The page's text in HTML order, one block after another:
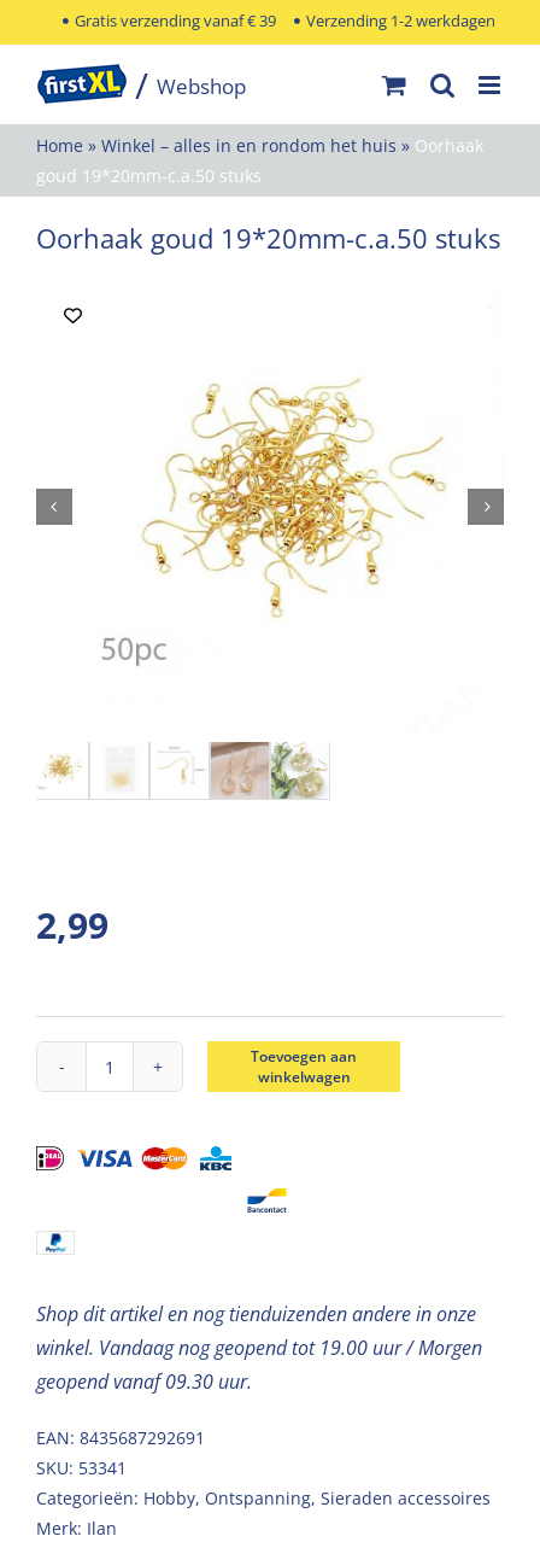
naar
inhoud
Gratis verzending vanaf € 39 Verzending 1-2 werkdagen
Home » Winkel – alles in en rondom het huis » Oorhaak
goud 19*20mm-c.a.50 stuks
Oorhaak goud 19*20mm-c.a.50 stuks
2,99
Oorhaak
19*20mm-
Toevoegen aan
winkelwagen
Shop dit artikel en nog tienduizenden andere in onze
winkel. Vandaag nog geopend tot 19.00 uur / Morgen
geopend vanaf 09.30 uur.
EAN: 8435687292691
SKU: 53341
Categorieën: Hobby, Ontspanning, Sieraden accessoires
Merk: Ilan